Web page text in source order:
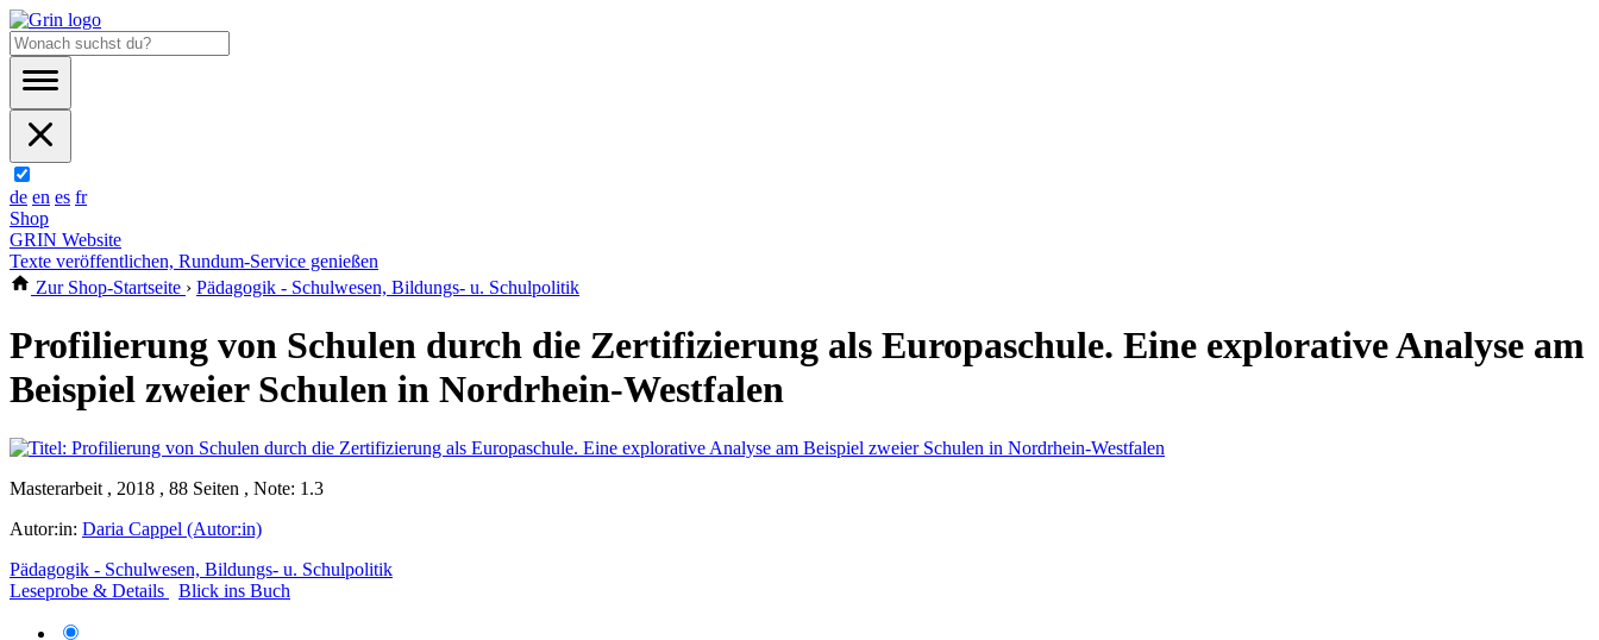
de en es fr
Shop
GRIN Website
Texte veröffentlichen, Rundum-Service genießen
Zur Shop-Startseite › Pädagogik - Schulwesen, Bildungs- u. Schulpolitik
Profilierung von Schulen durch die Zertifizierung als Europaschule. Eine explorative Analyse am
Beispiel zweier Schulen in Nordrhein-Westfalen
Masterarbeit , 2018 , 88 Seiten , Note: 1.3
Autor:in: Daria Cappel (Autor:in)
Pädagogik - Schulwesen, Bildungs- u. Schulpolitik
Leseprobe & Details
Blick ins Buch